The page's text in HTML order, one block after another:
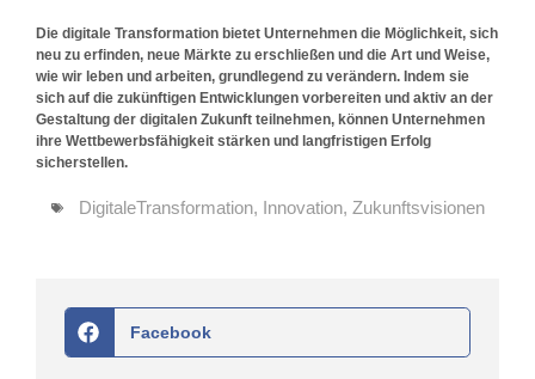
Die digitale Transformation bietet Unternehmen die Möglichkeit, sich
neu zu erfinden, neue Märkte zu erschließen und die Art und Weise,
wie wir leben und arbeiten, grundlegend zu verändern. Indem sie
sich auf die zukünftigen Entwicklungen vorbereiten und aktiv an der
Gestaltung der digitalen Zukunft teilnehmen, können Unternehmen
ihre Wettbewerbsfähigkeit stärken und langfristigen Erfolg
sicherstellen.
DigitaleTransformation, Innovation, Zukunftsvisionen
Facebook